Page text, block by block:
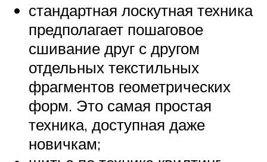
стандартная лоскутная техника
предполагает пошаговое
сшивание друг с другом
отдельных текстильных
фрагментов геометрических
форм. Это самая простая
техника, доступная даже
новичкам;